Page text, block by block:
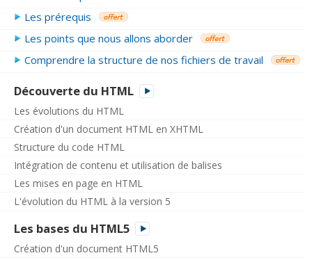
Les prérequis
Les points que nous allons aborder
Comprendre la structure de nos fichiers de travail
Découverte du HTML
Les évolutions du HTML
Création d'un document HTML en XHTML
Structure du code HTML
Intégration de contenu et utilisation de balises
Les mises en page en HTML
L'évolution du HTML à la version 5
Les bases du HTML5
Création d'un document HTML5